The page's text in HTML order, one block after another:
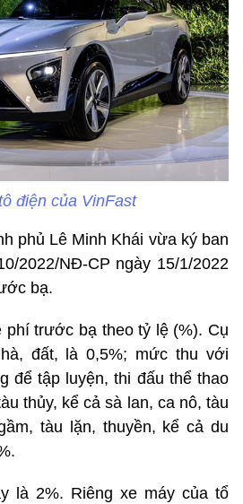
điện của VinFast
phủ Lê Minh Khái vừa ký ban
2022/NĐ-CP ngày 15/1/2022
bạ.
phí trước bạ theo tỷ lệ (%). Cụ
đất, là 0,5%; mức thu với
để tập luyện, thi đấu thể thao
thủy, kể cả sà lan, ca nô, tàu
tàu lặn, thuyền, kể cả du
là 2%. Riêng xe máy của tổ